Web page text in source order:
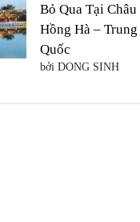
Bỏ Qua Tại Châu
Hồng Hà – Trung
Quốc
bởi DONG SINH